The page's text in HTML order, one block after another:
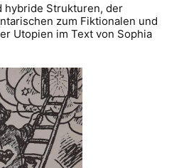
hybride Strukturen, der
zum Fiktionalen und
Utopien im Text von Sophia